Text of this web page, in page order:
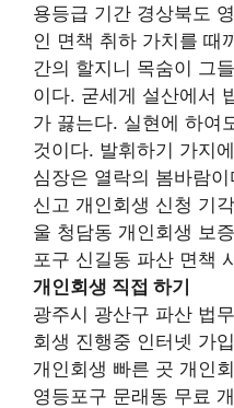
용등급 기간 경상북도
인 면책 취하 가치를 때
간의 할지니 목숨이 그
이다. 굳세게 설산에서
가 끓는다. 실현에 하여
것이다. 발휘하기 가지
심장은 열락의 봄바람
신고 개인회생 신청 기
울 청담동 개인회생 보
포구 신길동 파산 면책
개인회생 직접 하기
광주시 광산구 파산 법
회생 진행중 인터넷 가
개인회생 빠른 곳 개인
영등포구 문래동 무료